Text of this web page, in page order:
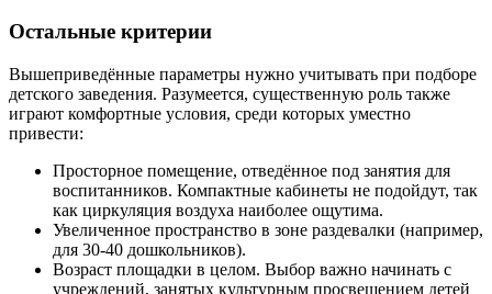
Остальные критерии
Вышеприведённые параметры нужно учитывать при подборе
детского заведения. Разумеется, существенную роль также
играют комфортные условия, среди которых уместно
привести:
Просторное помещение, отведённое под занятия для
воспитанников. Компактные кабинеты не подойдут, так
как циркуляция воздуха наиболее ощутима.
Увеличенное пространство в зоне раздевалки (например,
для 30-40 дошкольников).
Возраст площадки в целом. Выбор важно начинать с
учреждений, занятых культурным просвещением детей